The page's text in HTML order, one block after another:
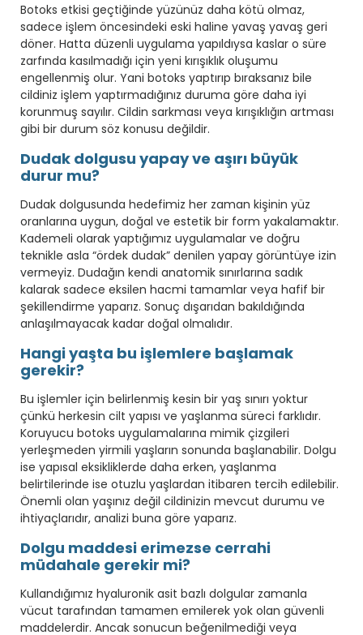
Botoks etkisi geçtiğinde yüzünüz daha kötü olmaz,
sadece işlem öncesindeki eski haline yavaş yavaş geri
döner. Hatta düzenli uygulama yapıldıysa kaslar o süre
zarfında kasılmadığı için yeni kırışıklık oluşumu
engellenmiş olur. Yani botoks yaptırıp bıraksanız bile
cildiniz işlem yaptırmadığınız duruma göre daha iyi
korunmuş sayılır. Cildin sarkması veya kırışıklığın artması
gibi bir durum söz konusu değildir.
Dudak dolgusu yapay ve aşırı büyük
durur mu?
Dudak dolgusunda hedefimiz her zaman kişinin yüz
oranlarına uygun, doğal ve estetik bir form yakalamaktır.
Kademeli olarak yaptığımız uygulamalar ve doğru
teknikle asla “ördek dudak” denilen yapay görüntüye izin
vermeyiz. Dudağın kendi anatomik sınırlarına sadık
kalarak sadece eksilen hacmi tamamlar veya hafif bir
şekillendirme yaparız. Sonuç dışarıdan bakıldığında
anlaşılmayacak kadar doğal olmalıdır.
Hangi yaşta bu işlemlere başlamak
gerekir?
Bu işlemler için belirlenmiş kesin bir yaş sınırı yoktur
çünkü herkesin cilt yapısı ve yaşlanma süreci farklıdır.
Koruyucu botoks uygulamalarına mimik çizgileri
yerleşmeden yirmili yaşların sonunda başlanabilir. Dolgu
ise yapısal eksikliklerde daha erken, yaşlanma
belirtilerinde ise otuzlu yaşlardan itibaren tercih edilebilir.
Önemli olan yaşınız değil cildinizin mevcut durumu ve
ihtiyaçlarıdır, analizi buna göre yaparız.
Dolgu maddesi erimezse cerrahi
müdahale gerekir mi?
Kullandığımız hyaluronik asit bazlı dolgular zamanla
vücut tarafından tamamen emilerek yok olan güvenli
maddelerdir. Ancak sonucun beğenilmediği veya